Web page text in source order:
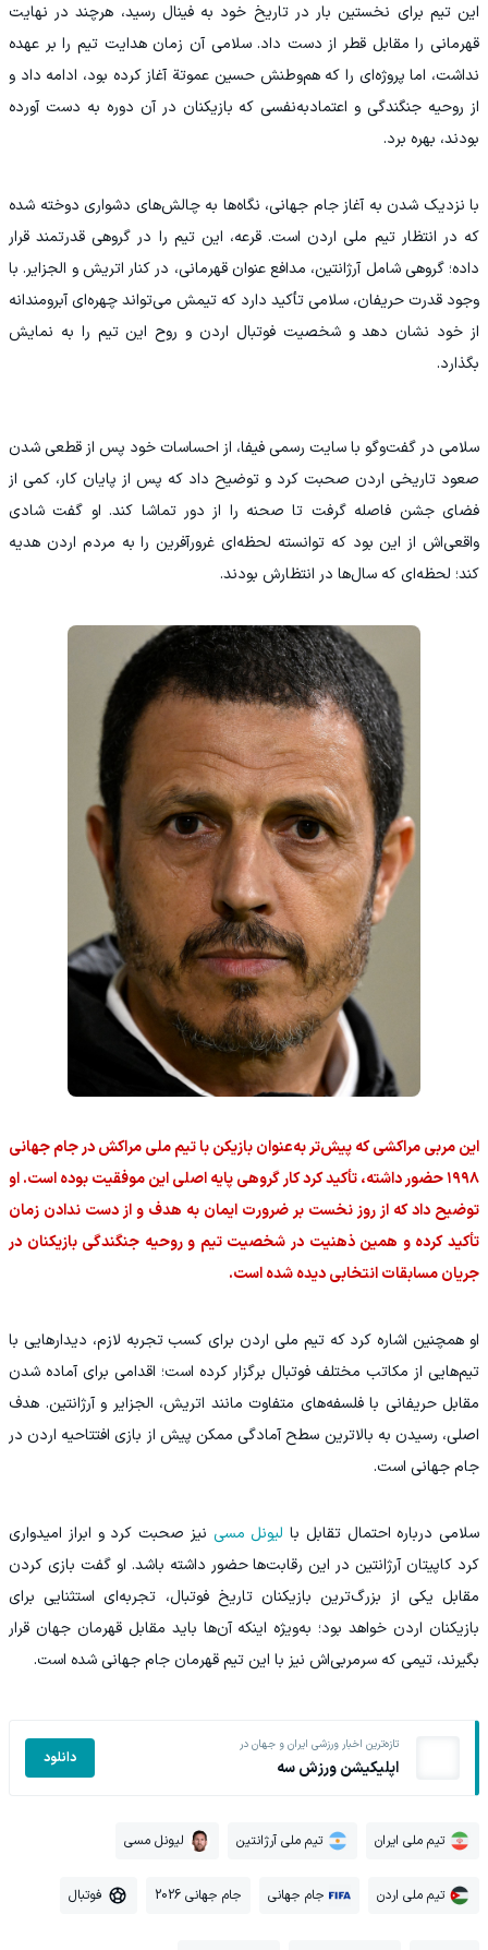
این تیم برای نخستین بار در تاریخ خود به فینال رسید، هرچند در نهایت
قهرمانی را مقابل قطر از دست داد. سلامی آن زمان هدایت تیم را بر عهده
نداشت، اما پروژه‌ای را که هم‌وطنش حسین عموتة آغاز کرده بود، ادامه داد و
از روحیه جنگندگی و اعتمادبه‌نفسی که بازیکنان در آن دوره به دست آورده
بودند، بهره برد.
با نزدیک شدن به آغاز جام جهانی، نگاه‌ها به چالش‌های دشواری دوخته شده
که در انتظار تیم ملی اردن است. قرعه، این تیم را در گروهی قدرتمند قرار
داده؛ گروهی شامل آرژانتین، مدافع عنوان قهرمانی، در کنار اتریش و الجزایر. با
وجود قدرت حریفان، سلامی تأکید دارد که تیمش می‌تواند چهره‌ای آبرومندانه
از خود نشان دهد و شخصیت فوتبال اردن و روح این تیم را به نمایش
بگذارد.
سلامی در گفت‌وگو با سایت رسمی فیفا، از احساسات خود پس از قطعی شدن
صعود تاریخی اردن صحبت کرد و توضیح داد که پس از پایان کار، کمی از
فضای جشن فاصله گرفت تا صحنه را از دور تماشا کند. او گفت شادی
واقعی‌اش از این بود که توانسته لحظه‌ای غرورآفرین را به مردم اردن هدیه
کند؛ لحظه‌ای که سال‌ها در انتظارش بودند.
این مربی مراکشی که پیش‌تر به‌عنوان بازیکن با تیم ملی مراکش در جام جهانی
۱۹۹۸ حضور داشته، تأکید کرد کار گروهی پایه اصلی این موفقیت بوده است. او
توضیح داد که از روز نخست بر ضرورت ایمان به هدف و از دست ندادن زمان
تأکید کرده و همین ذهنیت در شخصیت تیم و روحیه جنگندگی بازیکنان در
جریان مسابقات انتخابی دیده شده است.
او همچنین اشاره کرد که تیم ملی اردن برای کسب تجربه لازم، دیدارهایی با
تیم‌هایی از مکاتب مختلف فوتبال برگزار کرده است؛ اقدامی برای آماده شدن
مقابل حریفانی با فلسفه‌های متفاوت مانند اتریش، الجزایر و آرژانتین. هدف
اصلی، رسیدن به بالاترین سطح آمادگی ممکن پیش از بازی افتتاحیه اردن در
جام جهانی است.
سلامی درباره احتمال تقابل با لیونل مسی نیز صحبت کرد و ابراز امیدواری
کرد کاپیتان آرژانتین در این رقابت‌ها حضور داشته باشد. او گفت بازی کردن
مقابل یکی از بزرگ‌ترین بازیکنان تاریخ فوتبال، تجربه‌ای استثنایی برای
بازیکنان اردن خواهد بود؛ به‌ویژه اینکه آن‌ها باید مقابل قهرمان جهان قرار
بگیرند، تیمی که سرمربی‌اش نیز با این تیم قهرمان جام جهانی شده است.
تازه‌ترین اخبار ورزشی ایران و جهان در
اپلیکیشن ورزش سه دانلود
تیم ملی ایران تیم ملی آرژانتین لیونل مسی
تیم ملی اردن جام جهانی جام جهانی 2026 فوتبال